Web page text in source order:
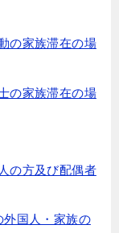
の家族滞在の場
の家族滞在の場
の方及び配偶者
国人・家族の